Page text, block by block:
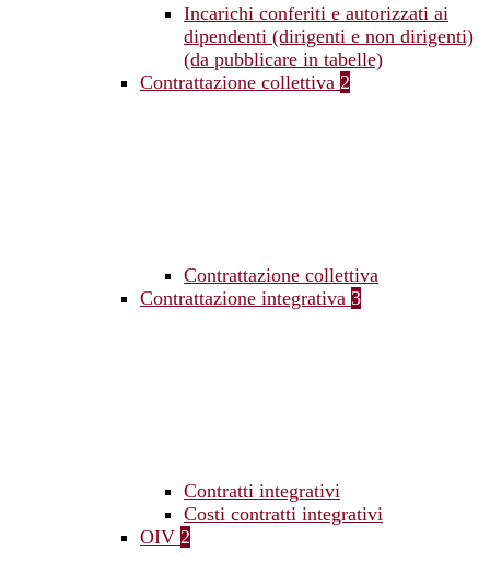
Incarichi conferiti e autorizzati ai
dipendenti (dirigenti e non dirigenti)
(da pubblicare in tabelle)
Contrattazione collettiva 2
Contrattazione collettiva
Contrattazione integrativa 3
Contratti integrativi
Costi contratti integrativi
OIV 2